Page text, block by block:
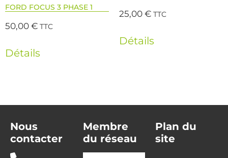
FORD FOCUS 3 PHASE 1
50,00€ TTC
Détails
25,00€ TTC
Détails
Nous
contacter
Membre
du réseau
Plan du
site